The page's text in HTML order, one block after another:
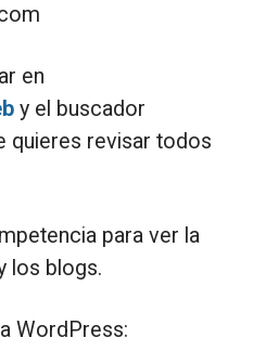
en
y el buscador
quieres revisar todos
para ver la
los blogs.
WordPress: